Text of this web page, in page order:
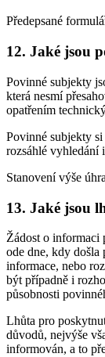
Předepsané
12. Jaké jsou
Povinné subjekty
která nesmí
opatřením
Povinné subjekty
rozsáhlé vyhledání
Stanovení výše
13. Jaké jsou
Žádost o informaci
ode dne, kdy došla
informace, nebo
být případně i
působnosti
Lhůta pro
důvodů, nejvýše
informován, a to